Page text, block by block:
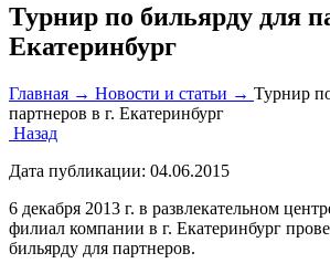
Турнир по бильярду для
Екатеринбург
Главная → Новости и статьи → Турнир
партнеров в г. Екатеринбург
Назад
Дата публикации: 04.06.2015
6 декабря 2013 г. в развлекательном
филиал компании в г. Екатеринбург
бильярду для партнеров.